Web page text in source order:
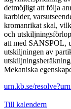
detmöjligt att följa
karbider,
kromanrikat skal,
och
att med SANSPOL,
utskiljningen av
Mekaniska
urn.kb.se/
Till kalendern